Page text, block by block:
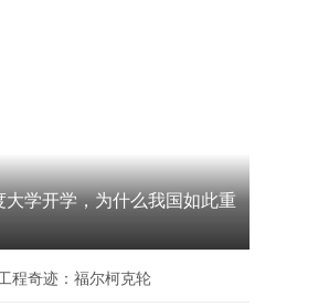
00:14
大学开学，为什么我国如此重
程奇迹：福尔柯克轮